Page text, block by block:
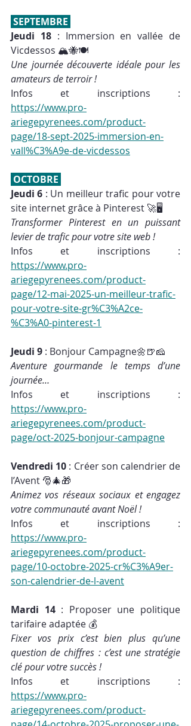
SEPTEMBRE
Jeudi 18 : Immersion en vallée de
Vicdessos 🏔🐝🍽
Une journée découverte idéale pour les
amateurs de terroir !
https://www.pro-
ariegepyrenees.com/product-
page/18-sept-2025-immersion-en-
vall%C3%A9e-de-vicdessos
OCTOBRE
Jeudi 6 : Un meilleur trafic pour votre
site internet grâce à Pinterest 🚀🖥
Transformer Pinterest en un puissant
levier de trafic pour votre site web !
https://www.pro-
ariegepyrenees.com/product-
page/12-mai-2025-un-meilleur-trafic-
pour-votre-site-gr%C3%A2ce-
%C3%A0-pinterest-1
Jeudi 9 : Bonjour Campagne🌼🍺🧀
Aventure gourmande le temps d’une
journée…
https://www.pro-
ariegepyrenees.com/product-
page/oct-2025-bonjour-campagne
Vendredi 10 : Créer son calendrier de
l’Avent 🎅🎄🎁
Animez vos réseaux sociaux et engagez
votre communauté avant Noël !
https://www.pro-
ariegepyrenees.com/product-
page/10-octobre-2025-cr%C3%A9er-
son-calendrier-de-l-avent
Mardi 14 : Proposer une politique
tarifaire adaptée 💰
Fixer vos prix c’est bien plus qu’une
question de chiffres : c’est une stratégie
clé pour votre succès !
https://www.pro-
ariegepyrenees.com/product-